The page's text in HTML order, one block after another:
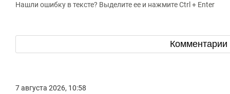
Нашли ошибку в тексте? Выделите ее и нажмите Ctrl + Enter
Комментарии
7 августа 2026, 10:58